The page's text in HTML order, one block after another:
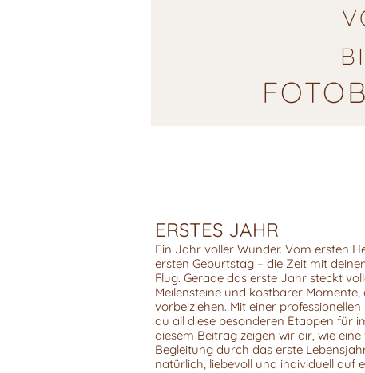
ERSTES JAHR
Ein Jahr voller Wunder. Vom ersten
ersten Geburtstag – die Zeit mit
Flug. Gerade das erste Jahr steckt
Meilensteine und kostbarer Momente,
vorbeiziehen. Mit einer
du all diese besonderen Etappen für
diesem Beitrag zeigen wir dir, wie
Begleitung durch das erste
natürlich, liebevoll und individuell auf